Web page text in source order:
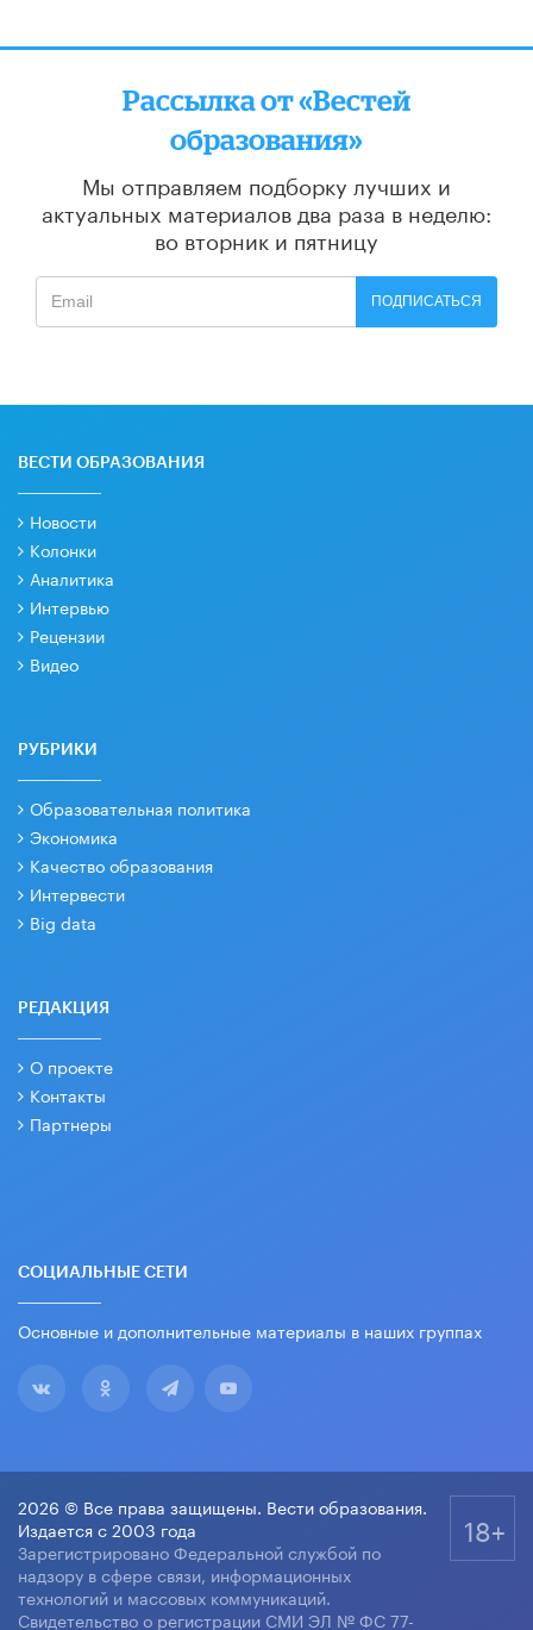
Рассылка от «Вестей
образования»
Мы отправляем подборку лучших и
актуальных материалов два раза в неделю:
во вторник и пятницу
ПОДПИСАТЬСЯ
ВЕСТИ ОБРАЗОВАНИЯ
Новости
Колонки
Аналитика
Интервью
Рецензии
Видео
РУБРИКИ
Образовательная политика
Экономика
Качество образования
Интервести
Big data
РЕДАКЦИЯ
О проекте
Контакты
Партнеры
СОЦИАЛЬНЫЕ СЕТИ
Основные и дополнительные материалы в наших группах
2026 © Все права защищены. Вести образования.
Издается с 2003 года
Зарегистрировано Федеральной службой по
надзору в сфере связи, информационных
технологий и массовых коммуникаций.
Свидетельство о регистрации СМИ ЭЛ № ФС 77-
18+